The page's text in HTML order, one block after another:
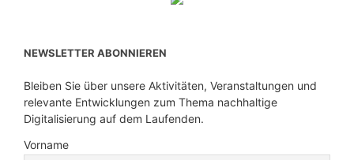
NEWSLETTER ABONNIEREN
Bleiben Sie über unsere Aktivitäten, Veranstaltungen und
relevante Entwicklungen zum Thema nachhaltige
Digitalisierung auf dem Laufenden.
Vorname